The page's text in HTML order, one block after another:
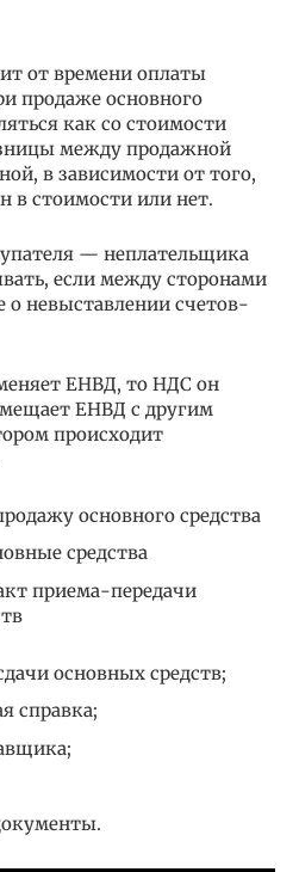
от времени оплаты
продаже основного
как со стоимости
между продажной
в зависимости от того,
в стоимости или нет.
— неплательщика
если между сторонами
о невыставлении счетов-
ЕНВД, то НДС он
ЕНВД с другим
происходит
основного средства
средства
приема-передачи
основных средств;
справка;